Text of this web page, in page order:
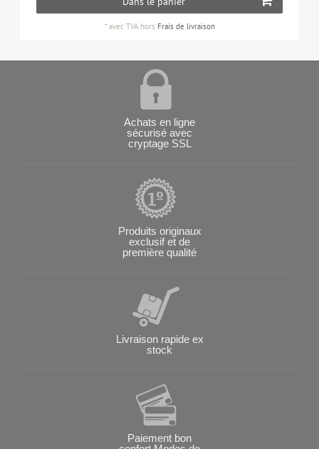
*avec TVAhors Frais de livraison
Achats en ligne
sécurisé avec
cryptage SSL
Produits originaux
exclusif et de
première qualité
Livraison rapide ex
stock
Paiement bon